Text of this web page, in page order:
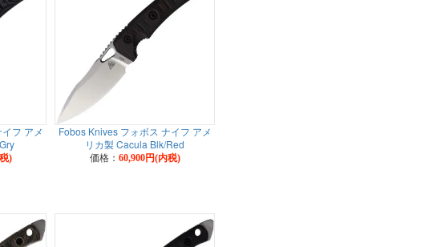
フ アメ
)
Fobos Knives フォボス ナイフ アメ
リカ製 Cacula Blk/Red
価格： 60,900円(内税)